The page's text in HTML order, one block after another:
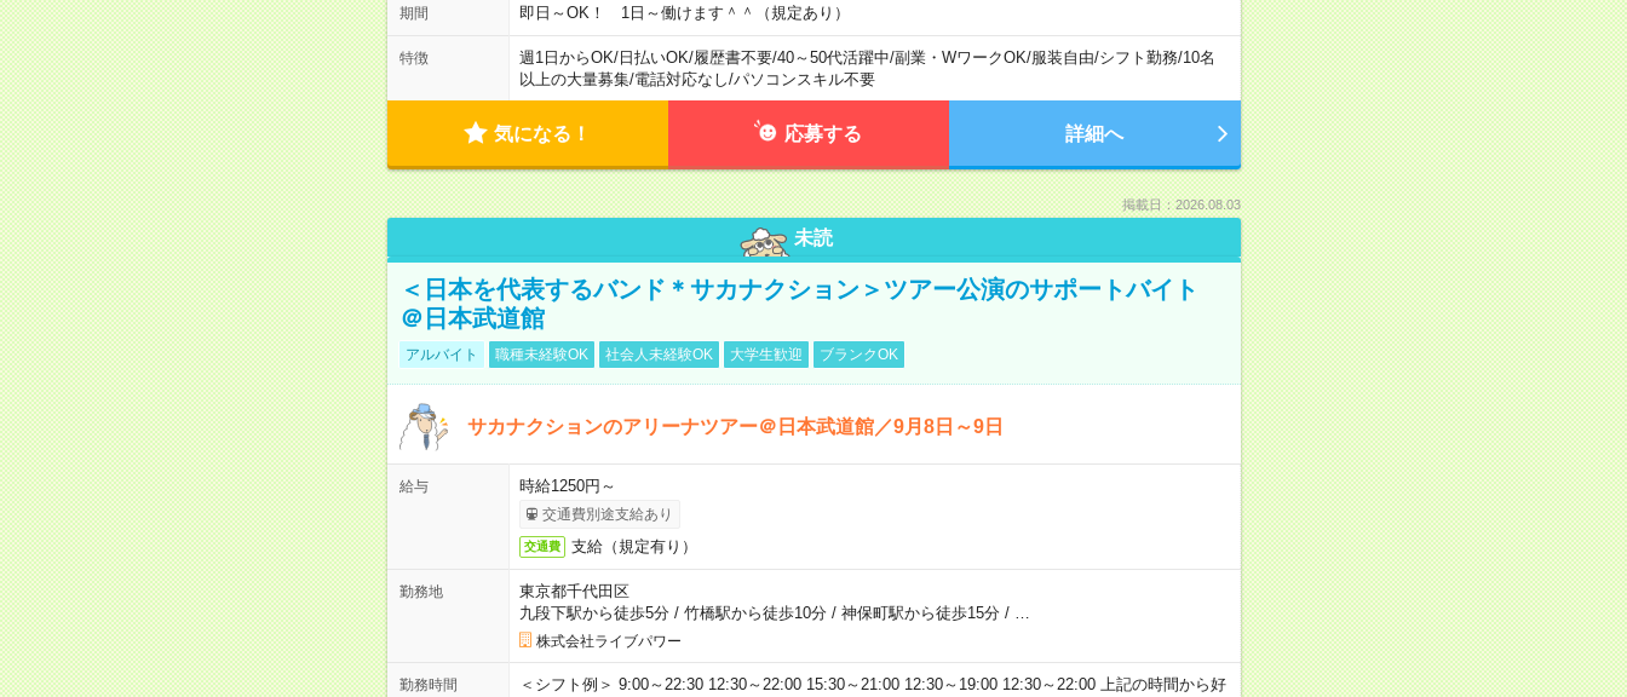
期間 即日～OK！ 1日～働けます＾＾（規定あり）
特徴 週1日からOK/日払いOK/履歴書不要/40～50代活躍中/副業・WワークOK/服装自由/シフト勤務/10名
以上の大量募集/電話対応なし/パソコンスキル不要
気になる！ 応募する 詳細へ
掲載日：2026.08.03
未読
＜日本を代表するバンド＊サカナクション＞ツアー公演のサポートバイト
＠日本武道館
アルバイト 職種未経験OK 社会人未経験OK 大学生歓迎 ブランクOK
サカナクションのアリーナツアー＠日本武道館／9月8日～9日
給与 時給1250円～
交通費別途支給あり
交通費 支給（規定有り）
勤務地
東京都千代田区
九段下駅から徒歩5分/ 竹橋駅から徒歩10分/ 神保町駅から徒歩15分/
株式会社ライブパワー
勤務時間
＜シフト例＞ 9:00～22:30 12:30～22:00 15:30～21:00 12:30～19:00 12:30～22:00 上記の時間から好